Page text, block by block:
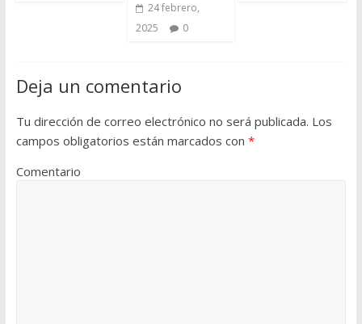
24 febrero,
2025
0
Deja un comentario
Tu dirección de correo electrónico no será publicada. Los
campos obligatorios están marcados con *
Comentario